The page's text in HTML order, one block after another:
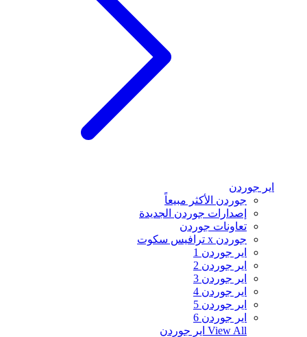
اير جوردن
جوردن الأكثر مبيعاً
إصدارات جوردن الجديدة
تعاونات جوردن
جوردن x ترافيس سكوت
اير جوردن 1
اير جوردن 2
اير جوردن 3
اير جوردن 4
اير جوردن 5
اير جوردن 6
View All اير جوردن